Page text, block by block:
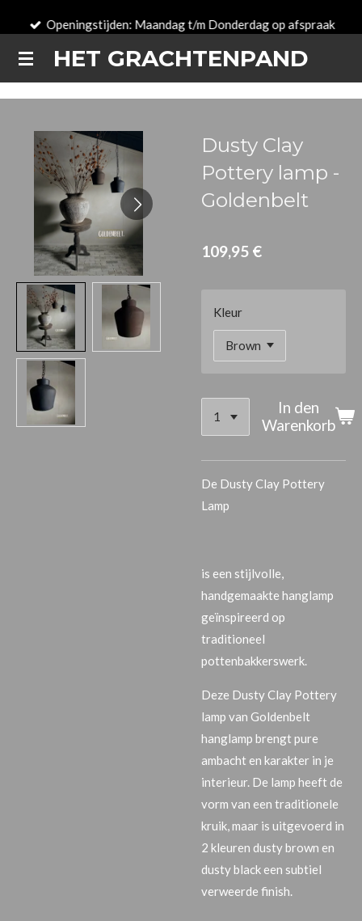
springen HET GRACHTENPAND
Openingstijden: Maandag t/m Donderdag op afspraak
Dusty Clay
Pottery lamp -
Goldenbelt
109,95 €
Kleur
In den
Warenkorb
De Dusty Clay Pottery
Lamp
is een stijlvolle,
handgemaakte hanglamp
geïnspireerd op
traditioneel
pottenbakkerswerk.
Deze Dusty Clay Pottery
lamp van Goldenbelt
hanglamp brengt pure
ambacht en karakter in je
interieur. De lamp heeft de
vorm van een traditionele
kruik, maar is uitgevoerd in
2 kleuren dusty brown en
dusty black een subtiel
verweerde finish.